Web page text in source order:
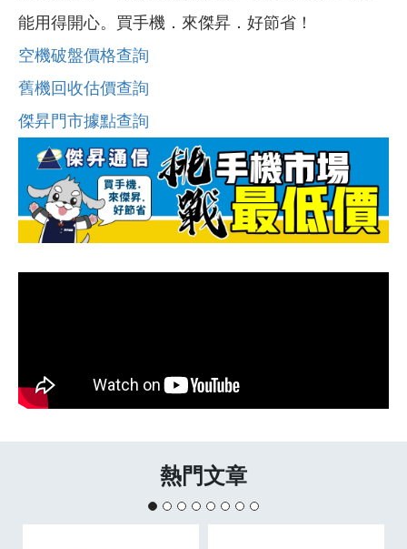
能用得開心。買手機．來傑昇．好節省！
空機破盤價格查詢
舊機回收估價查詢
傑昇門市據點查詢
熱門文章